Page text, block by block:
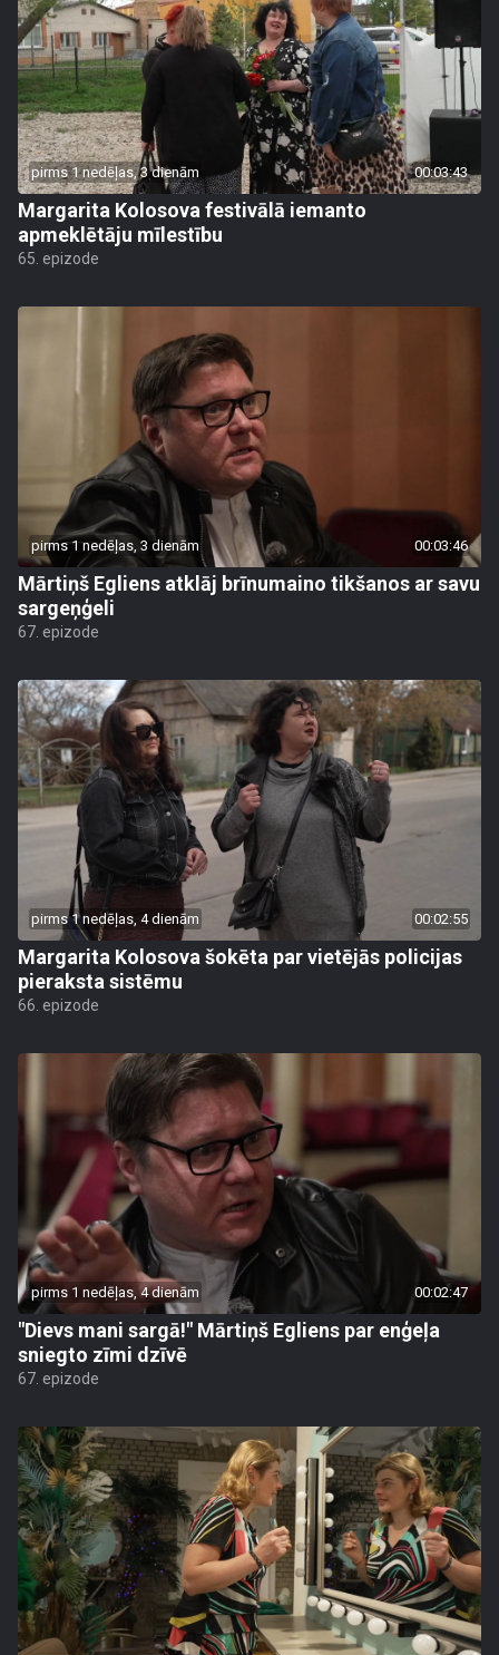
pirms 1 nedēļas, 3 dienām 00:03:43
Margarita Kolosova festivālā iemanto
apmeklētāju mīlestību
65. epizode
pirms 1 nedēļas, 3 dienām 00:03:46
Mārtiņš Egliens atklāj brīnumaino tikšanos ar savu
sargeņģeli
67. epizode
pirms 1 nedēļas, 4 dienām 00:02:55
Margarita Kolosova šokēta par vietējās policijas
pieraksta sistēmu
66. epizode
pirms 1 nedēļas, 4 dienām 00:02:47
"Dievs mani sargā!" Mārtiņš Egliens par enģeļa
sniegto zīmi dzīvē
67. epizode